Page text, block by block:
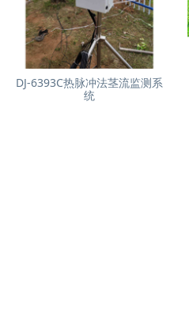
DJ-6393C热脉冲法茎流监测系
统